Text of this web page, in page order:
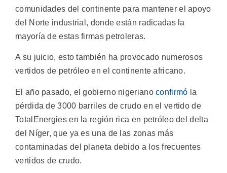
comunidades del continente para mantener el apoyo
del Norte industrial, donde están radicadas la
mayoría de estas firmas petroleras.
A su juicio, esto también ha provocado numerosos
vertidos de petróleo en el continente africano.
El año pasado, el gobierno nigerianoconfirmó la
pérdida de 3000 barriles de crudo en el vertido de
TotalEnergies en la región rica en petróleo del delta
del Níger, que ya es una de las zonas más
contaminadas del planeta debido a los frecuentes
vertidos de crudo.